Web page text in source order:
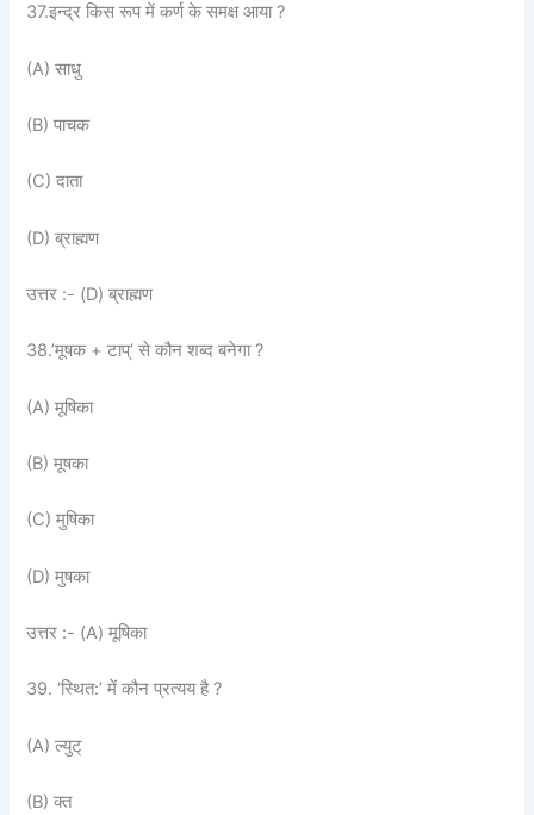
37.इन्द्र किस रूप में कर्ण के समक्ष आया ?
(A) साधु
(B) पाचक
(C) दाता
(D) ब्राह्मण
उत्तर :- (D) ब्राह्मण
38.’मूषक + टाप्’ से कौन शब्द बनेगा ?
(A) मूषिका
(B) मूषका
(C) मुषिका
(D) मुषका
उत्तर :- (A) मूषिका
39. ‘स्थित:’ में कौन प्रत्यय है ?
(A) ल्युट्
(B) क्त